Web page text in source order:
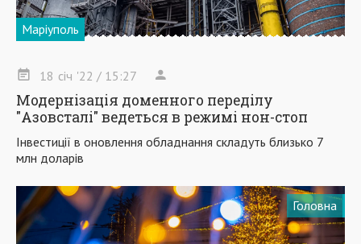
Маріуполь
18 січ '22 / 15:27
Модернізація доменного переділу
"Азовсталі" ведеться в режимі нон-стоп
Інвестиції в оновлення обладнання складуть близько 7
млн доларів
Головна